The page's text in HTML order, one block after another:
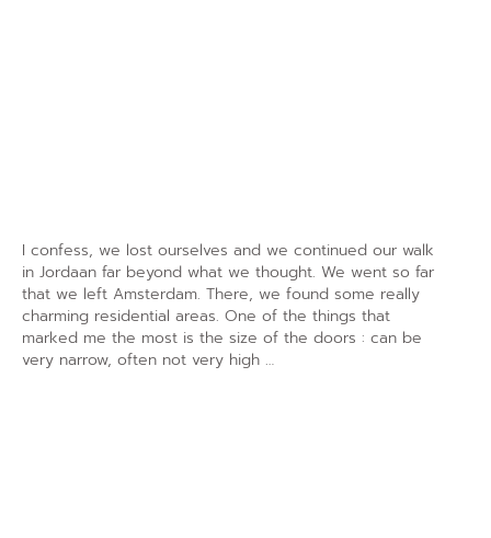
I confess, we lost ourselves and we continued our walk
in Jordaan far beyond what we thought. We went so far
that we left Amsterdam. There, we found some really
charming residential areas. One of the things that
marked me the most is the size of the doors : can be
very narrow, often not very high …